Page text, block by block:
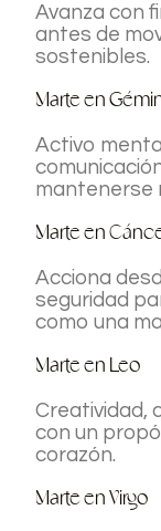
Avanza con
antes de
sostenibles.
Marte en
Activo
mantenerse
Marte en
Acciona
seguridad
como una
Marte en Leo
Creatividad,
con un
corazón.
Marte en Virgo